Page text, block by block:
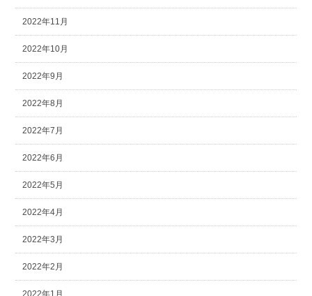
2022年11月
2022年10月
2022年9月
2022年8月
2022年7月
2022年6月
2022年5月
2022年4月
2022年3月
2022年2月
2022年1月